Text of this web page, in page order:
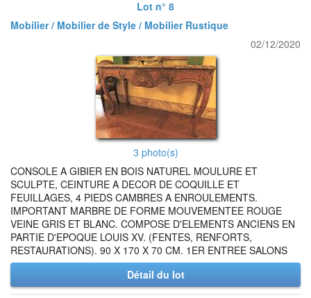
Lot n° 8
Mobilier / Mobilier de Style / Mobilier Rustique
02/12/2020
3 photo(s)
CONSOLE A GIBIER EN BOIS NATUREL MOULURE ET
SCULPTE, CEINTURE A DECOR DE COQUILLE ET
FEUILLAGES, 4 PIEDS CAMBRES A ENROULEMENTS.
IMPORTANT MARBRE DE FORME MOUVEMENTEE ROUGE
VEINE GRIS ET BLANC. COMPOSE D'ELEMENTS ANCIENS EN
PARTIE D'EPOQUE LOUIS XV. (FENTES, RENFORTS,
RESTAURATIONS). 90 X 170 X 70 CM. 1ER ENTREE SALONS
Détail du lot